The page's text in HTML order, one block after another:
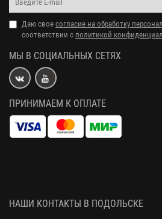
Даю свое согласие на обработку
соответствии с политикой
МЫ В СОЦИАЛЬНЫХ СЕТЯХ
ПРИНИМАЕМ К ОПЛАТЕ
НАШИ КОНТАКТЫ В ПОДОЛЬСКЕ